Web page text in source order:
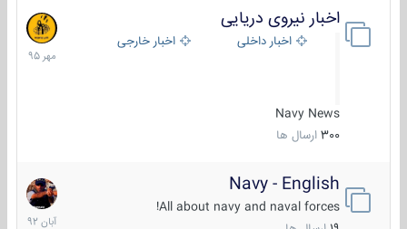
اخبار نیروی دریایی
اخبار داخلی اخبار خارجی
Navy News
300 ارسال ها
27
مهر
1395
Navy - English
All about navy and naval forces!
22
آبان
1392